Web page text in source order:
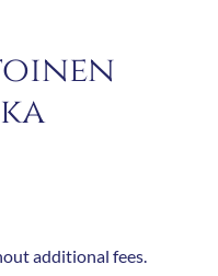
additional fees.